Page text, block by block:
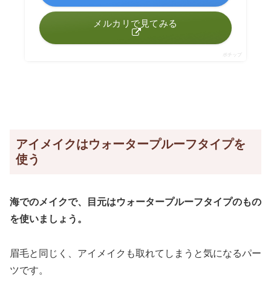
メルカリで見てみる
ポチップ
アイメイクはウォータープルーフタイプを
使う
海でのメイクで、目元はウォータープルーフタイプのもの
を使いましょう。
眉毛と同じく、アイメイクも取れてしまうと気になるパー
ツです。